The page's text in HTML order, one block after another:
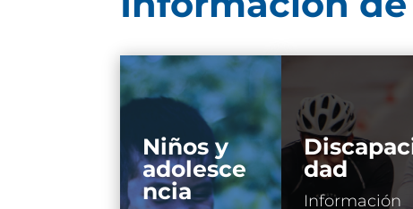
Niños y
adolesce
ncia
dad
Información